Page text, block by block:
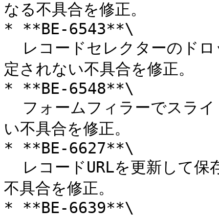
なる不具合を修正。
* **BE-6543**\
定されない不具合を修正。
* **BE-6548**\
い不具合を修正。
* **BE-6627**\
不具合を修正。
* **BE-6639**\